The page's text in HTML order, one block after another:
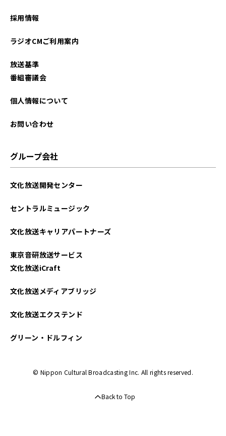
採用情報
ラジオCMご利用案内
放送基準
番組審議会
個人情報について
お問い合わせ
グループ会社
文化放送開発センター
セントラルミュージック
文化放送キャリアパートナーズ
東京音研放送サービス
文化放送iCraft
文化放送メディアブリッジ
文化放送エクステンド
グリーン・ドルフィン
© Nippon Cultural Broadcasting Inc. All rights reserved.
Back to Top